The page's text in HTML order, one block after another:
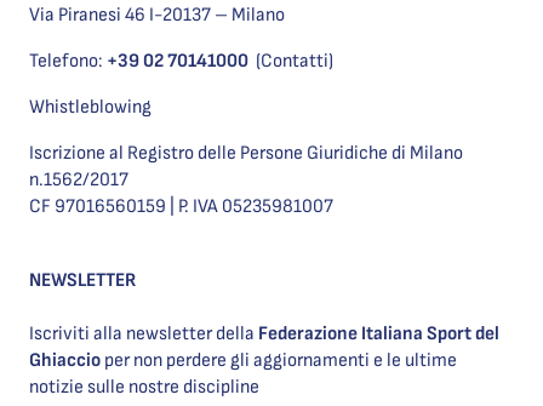
Via Piranesi 46 I-20137 – Milano
Telefono: +39 02 70141000 (Contatti)
Whistleblowing
Iscrizione al Registro delle Persone Giuridiche di Milano
n.1562/2017
CF 97016560159 | P. IVA 05235981007
NEWSLETTER
Iscriviti alla newsletter della Federazione Italiana Sport del
Ghiaccio per non perdere gli aggiornamenti e le ultime
notizie sulle nostre discipline